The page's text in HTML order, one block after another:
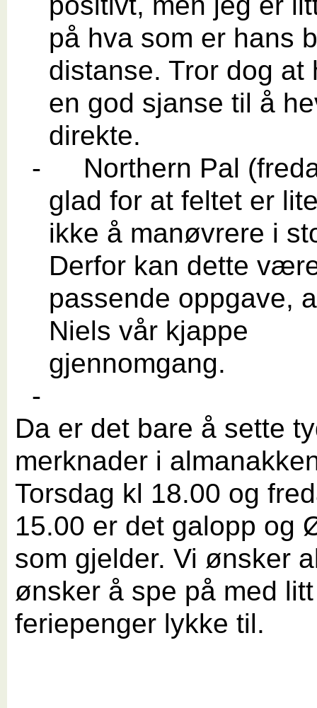
på hva som er hans
distanse. Tror dog at
en god sjanse til å
direkte.
-
Northern Pal
glad for at feltet er
ikke å manøvrere i
Derfor kan dette
passende oppgave,
Niels vår kjappe
gjennomgang.
-
Da er det bare å sette
merknader i
Torsdag kl 18.00 og
15.00 er det galopp og
som gjelder. Vi ønsker
ønsker å spe på med
feriepenger lykke til.